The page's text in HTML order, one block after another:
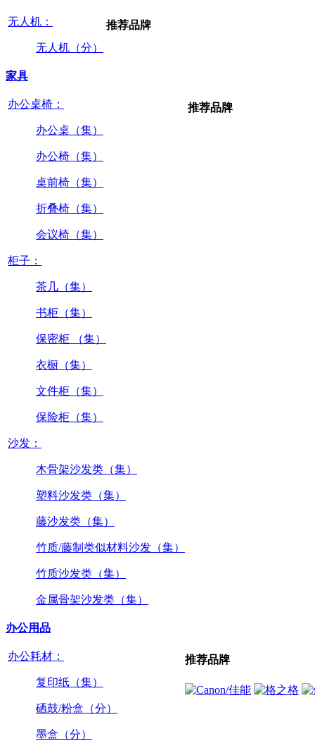
无人机：
无人机（分）
推荐品牌
家具
办公桌椅：
办公桌（集）
办公椅（集）
桌前椅（集）
折叠椅（集）
会议椅（集）
柜子：
茶几（集）
书柜（集）
保密柜 （集）
衣橱（集）
文件柜（集）
保险柜（集）
沙发：
木骨架沙发类（集）
塑料沙发类（集）
藤沙发类（集）
竹质/藤制类似材料沙发（集）
竹质沙发类（集）
金属骨架沙发类（集）
推荐品牌
办公用品
办公耗材：
复印纸（集）
硒鼓/粉盒（分）
墨盒（分）
推荐品牌